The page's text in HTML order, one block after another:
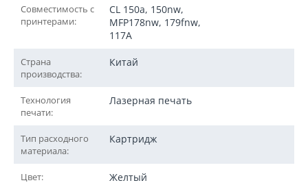
Совместимость с
принтерами:
CL 150a, 150nw,
MFP178nw, 179fnw,
117A
Страна
производства:
Китай
Технология
печати:
Лазерная печать
Тип расходного
материала:
Картридж
Цвет: Желтый